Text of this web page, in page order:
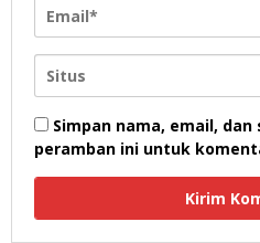
Simpan nama, email,
peramban ini untuk